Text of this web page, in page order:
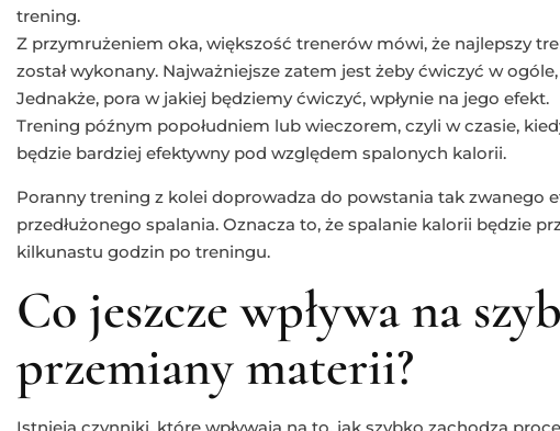
trening.
Z przymrużeniem oka, większość trenerów mówi, że najlepszy
został wykonany. Najważniejsze zatem jest żeby ćwiczyć w
Jednakże, pora w jakiej będziemy ćwiczyć, wpłynie na jego efekt.
Trening późnym popołudniem lub wieczorem, czyli w czasie,
będzie bardziej efektywny pod względem spalonych kalorii.
Poranny trening z kolei doprowadza do powstania tak zwanego
przedłużonego spalania. Oznacza to, że spalanie kalorii będzie
kilkunastu godzin po treningu.
Co jeszcze wpływa na
przemiany materii?